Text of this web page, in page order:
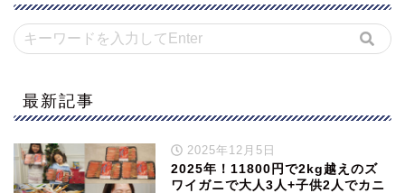
最新記事
2025年12月5日
2025年！11800円で2kg越えのズ
ワイガニで大人3人+子供2人でカニ